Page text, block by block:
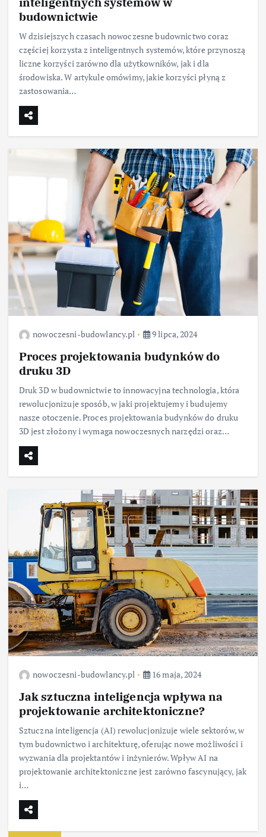
budownictwie
W dzisiejszych czasach nowoczesne budownictwo coraz
częściej korzysta z inteligentnych systemów, które przynoszą
liczne korzyści zarówno dla użytkowników, jak i dla
środowiska. W artykule omówimy, jakie korzyści płyną z
zastosowania…
nowoczesni-budowlancy.pl 9 lipca, 2024
Proces projektowania budynków do
druku 3D
Druk 3D w budownictwie to innowacyjna technologia, która
rewolucjonizuje sposób, w jaki projektujemy i budujemy
nasze otoczenie. Proces projektowania budynków do druku
3D jest złożony i wymaga nowoczesnych narzędzi oraz…
nowoczesni-budowlancy.pl 16 maja, 2024
Jak sztuczna inteligencja wpływa na
projektowanie architektoniczne?
Sztuczna inteligencja (AI) rewolucjonizuje wiele sektorów, w
tym budownictwo i architekturę, oferując nowe możliwości i
wyzwania dla projektantów i inżynierów. Wpływ AI na
projektowanie architektoniczne jest zarówno fascynujący, jak
i…